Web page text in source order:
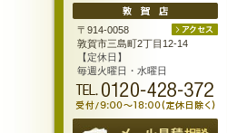
〒914-0058
敦賀市三島町2丁目12-14
【定休日】
毎週火曜日・水曜日